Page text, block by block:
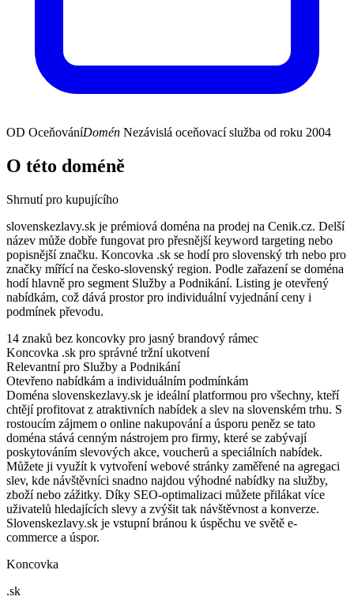
OD OceňováníDomén Nezávislá oceňovací služba od roku 2004
O této doméně
Shrnutí pro kupujícího
slovenskezlavy.sk je prémiová doména na prodej na Cenik.cz. Delší
název může dobře fungovat pro přesnější keyword targeting nebo
popisnější značku. Koncovka .sk se hodí pro slovenský trh nebo pro
značky mířící na česko-slovenský region. Podle zařazení se doména
hodí hlavně pro segment Služby a Podnikání. Listing je otevřený
nabídkám, což dává prostor pro individuální vyjednání ceny i
podmínek převodu.
14 znaků bez koncovky pro jasný brandový rámec
Koncovka .sk pro správné tržní ukotvení
Relevantní pro Služby a Podnikání
Otevřeno nabídkám a individuálním podmínkám
Doména slovenskezlavy.sk je ideální platformou pro všechny, kteří
chtějí profitovat z atraktivních nabídek a slev na slovenském trhu. S
rostoucím zájmem o online nakupování a úsporu peněz se tato
doména stává cenným nástrojem pro firmy, které se zabývají
poskytováním slevových akce, voucherů a speciálních nabídek.
Můžete ji využít k vytvoření webové stránky zaměřené na agregaci
slev, kde návštěvníci snadno najdou výhodné nabídky na služby,
zboží nebo zážitky. Díky SEO-optimalizaci můžete přilákat více
uživatelů hledajících slevy a zvýšit tak návštěvnost a konverze.
Slovenskezlavy.sk je vstupní bránou k úspěchu ve světě e-
commerce a úspor.
Koncovka
.sk